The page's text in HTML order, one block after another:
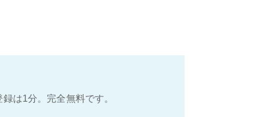
は1分。完全無料です。